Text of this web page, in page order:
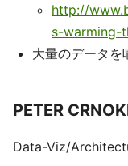
http://
s-warming-
大量のデータを
PETER
Data-Viz/